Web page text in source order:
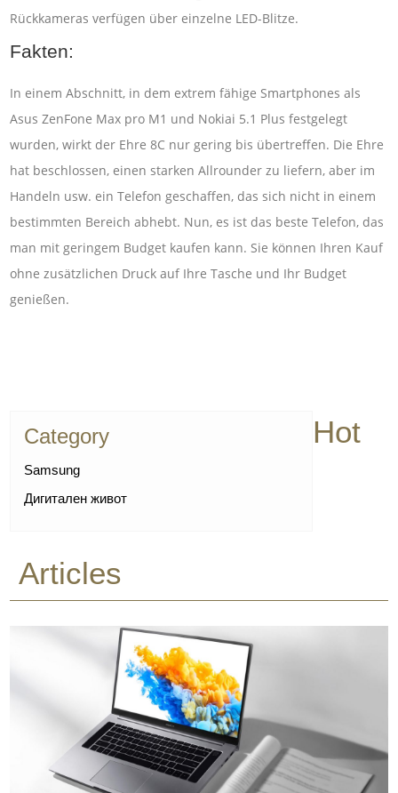
Rückkameras verfügen über einzelne LED-Blitze.
Fakten:
In einem Abschnitt, in dem extrem fähige Smartphones als
Asus ZenFone Max pro M1 und Nokiai 5.1 Plus festgelegt
wurden, wirkt der Ehre 8C nur gering bis übertreffen. Die Ehre
hat beschlossen, einen starken Allrounder zu liefern, aber im
Handeln usw. ein Telefon geschaffen, das sich nicht in einem
bestimmten Bereich abhebt. Nun, es ist das beste Telefon, das
man mit geringem Budget kaufen kann. Sie können Ihren Kauf
ohne zusätzlichen Druck auf Ihre Tasche und Ihr Budget
genießen.
Category
Samsung
Дигитален живот
Hot
Articles